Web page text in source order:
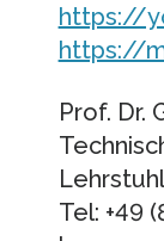
https://
https://
Prof. Dr.
Tel: +49